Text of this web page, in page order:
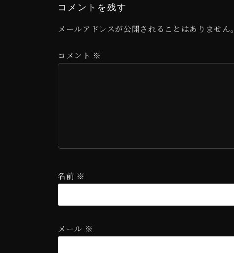
コメントを残す
メールアドレスが公開されることはありません。
コメント ※
名前 ※
メール ※